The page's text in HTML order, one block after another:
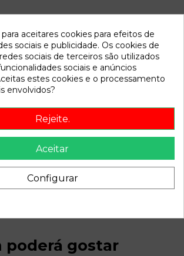
PARTNER (S1) Break | 07.96 -
12.98
para peugeot partner (s1) break |
| 07.96 - 12.98 referencia OEM IAM
CL8
poderá gostar
aceitares cookies para efeitos de
sociais e publicidade. Os cookies de
sociais de terceiros são utilizados
sociais e anúncios
estes cookies e o processamento
envolvidos?
Rejeite.
Aceitar
Configurar